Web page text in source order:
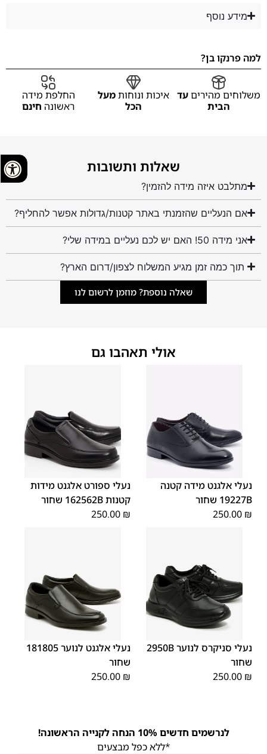
מידע נוסף
למה פרנקו בן?
משלוחים מהיריםעד
הבית
איכות ונוחותמעל
הכל
החלפת מידה
ראשונה חינם
שאלות ותשובות
מתלבט איזה מידה להזמין?
אם הנעליים שהזמנתי באתר קטנות/גדולות אפשר להחליף?
אני מידה 50! האם יש לכם נעליים במידה שלי?
תוך כמה זמן מגיע המשלוח לצפון/דרום הארץ?
שאלה נוספת? מוזמן לרשום לנו
אולי תאהבו גם
נעלי אלגנט מידה קטנה
19227B שחור
250.00 ₪
נעלי ספורט אלגנט מידות
קטנות 162562B שחור
250.00 ₪
נעלי סניקרס לנוער 2950B
שחור
250.00 ₪
נעלי אלגנט לנוער 181805
שחור
250.00 ₪
לנרשמים חדשים 10% הנחה לקנייה הראשונה!
*ללא כפל מבצעים